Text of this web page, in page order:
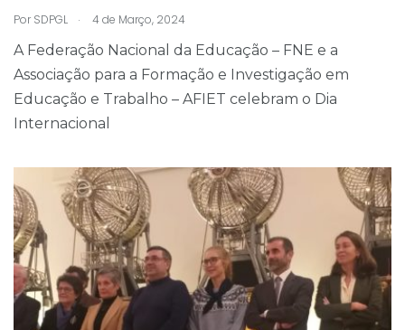
Por SDPGL . 4 de Março, 2024
A Federação Nacional da Educação – FNE e a
Associação para a Formação e Investigação em
Educação e Trabalho – AFIET celebram o Dia
Internacional